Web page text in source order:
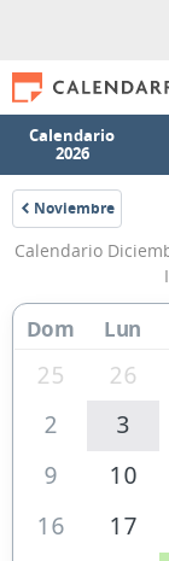
Calendario
2026
Noviembre
2057
Calendario
Dom Lun
25 26
2
3
9
10
16
17